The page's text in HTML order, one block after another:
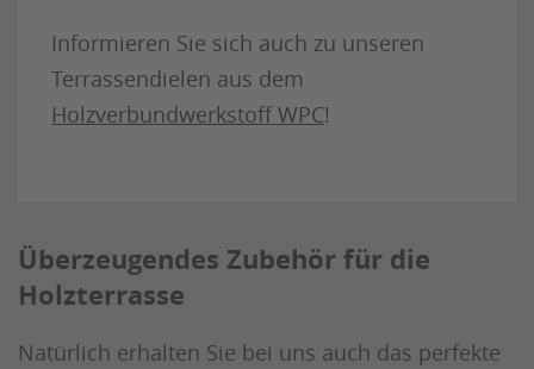
Informieren Sie sich auch zu unseren
Terrassendielen aus dem
Holzverbundwerkstoff WPC!
Überzeugendes Zubehör für die
Holzterrasse
Natürlich erhalten Sie bei uns auch das perfekte